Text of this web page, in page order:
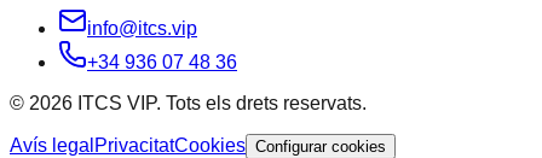
info@itcs.vip
+34 936 07 48 36
© 2026 ITCS VIP. Tots els drets reservats.
Avís legal PrivacitatCookies Configurar cookies